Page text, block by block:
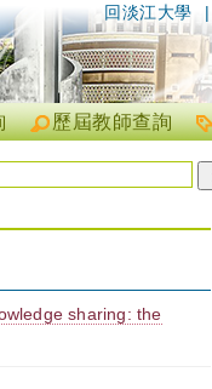
|
回淡江大學
歷屆教師查詢
sharing: the